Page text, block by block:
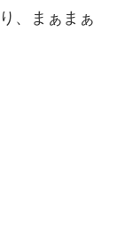
、まぁまぁ